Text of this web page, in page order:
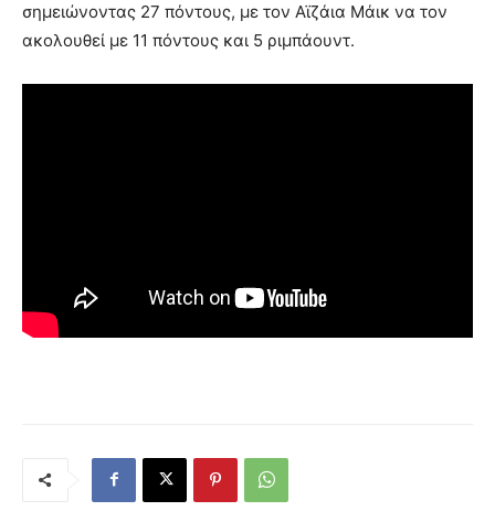
σημειώνοντας 27 πόντους, με τον Αϊζάια Μάικ να τον
ακολουθεί με 11 πόντους και 5 ριμπάουντ.